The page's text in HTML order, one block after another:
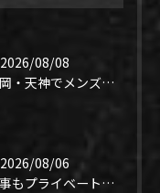
2026/08/08
福岡・天神でメンズパーマ迷ってる人✂️
2026/08/06
仕事もプライベートも上手く1年、になるよう頑張りたい！